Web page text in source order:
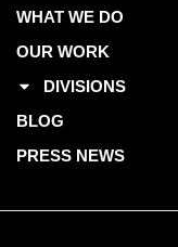
WHAT WE DO
OUR WORK
DIVISIONS
BLOG
PRESS NEWS